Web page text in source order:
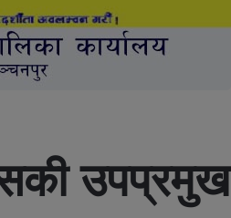
उपप्रमुख